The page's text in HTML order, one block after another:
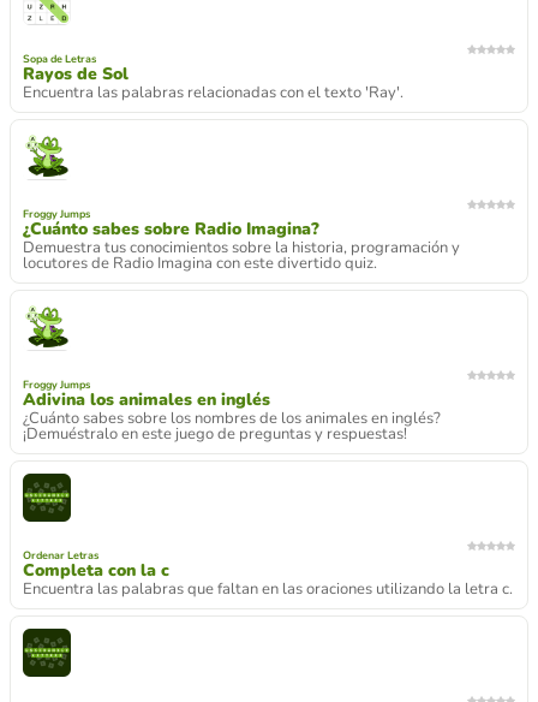
Sopa de Letras
Rayos de Sol
Encuentra las palabras relacionadas con el texto 'Ray'.
Froggy Jumps
¿Cuánto sabes sobre Radio Imagina?
Demuestra tus conocimientos sobre la historia, programación y
locutores de Radio Imagina con este divertido quiz.
Froggy Jumps
Adivina los animales en inglés
¿Cuánto sabes sobre los nombres de los animales en inglés?
¡Demuéstralo en este juego de preguntas y respuestas!
Ordenar Letras
Completa con la c
Encuentra las palabras que faltan en las oraciones utilizando la letra c.